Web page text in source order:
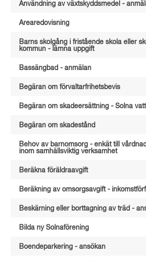
Användning av växtskyddsmedel -
Arearedovisning
Barns skolgång i fristående skola eller
kommun - lämna uppgift
Bassängbad - anmälan
Begäran om förvaltarfrihetsbevis
Begäran om skadeersättning - Solna
Begäran om skadestånd
Behov av barnomsorg - enkät till
inom samhällsviktig verksamhet
Beräkna föräldraavgift
Beräkning av omsorgsavgift -
Beskärning eller borttagning av träd -
Bilda ny Solnaförening
Boendeparkering - ansökan